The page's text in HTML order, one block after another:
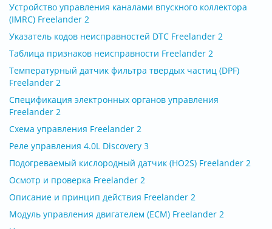
Устройство управления каналами впускного коллектора
(IMRC) Freelander 2
Указатель кодов неисправностей DTC Freelander 2
Таблица признаков неисправности Freelander 2
Температурный датчик фильтра твердых частиц (DPF)
Freelander 2
Спецификация электронных органов управления
Freelander 2
Схема управления Freelander 2
Реле управления 4.0L Discovery 3
Подогреваемый кислородный датчик (HO2S) Freelander 2
Осмотр и проверка Freelander 2
Описание и принцип действия Freelander 2
Модуль управления двигателем (ECM) Freelander 2